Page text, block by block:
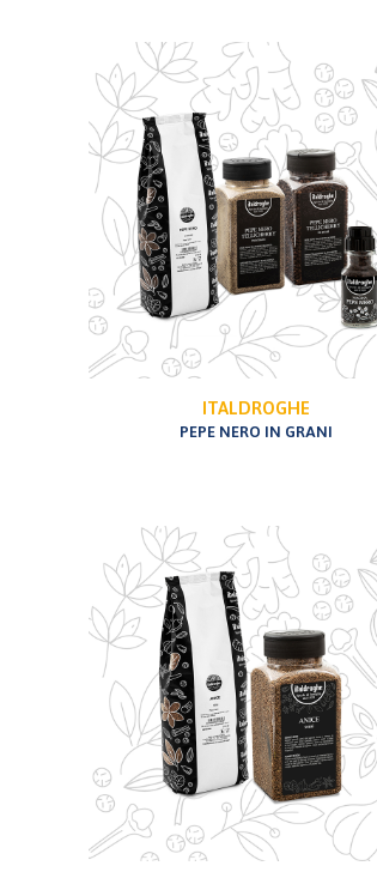
ITALDROGHE
PEPE NERO IN GRANI